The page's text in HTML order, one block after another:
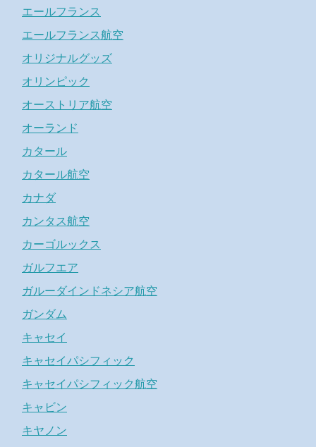
エールフランス
エールフランス航空
オリジナルグッズ
オリンピック
オーストリア航空
オーランド
カタール
カタール航空
カナダ
カンタス航空
カーゴルックス
ガルフエア
ガルーダインドネシア航空
ガンダム
キャセイ
キャセイパシフィック
キャセイパシフィック航空
キャビン
キヤノン